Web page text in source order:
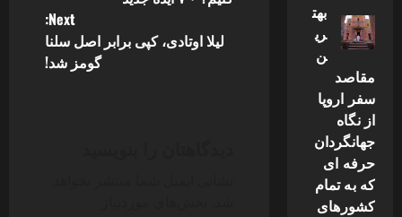
s
Next:
لیلا اوتادی، کپی برابر اصل سلنا
گومز شد!
بهت
ری
ن
مقاصد
سفر اروپا
از نگاه
جهانگردان
حرفه ای
که به تمام
کشورهای